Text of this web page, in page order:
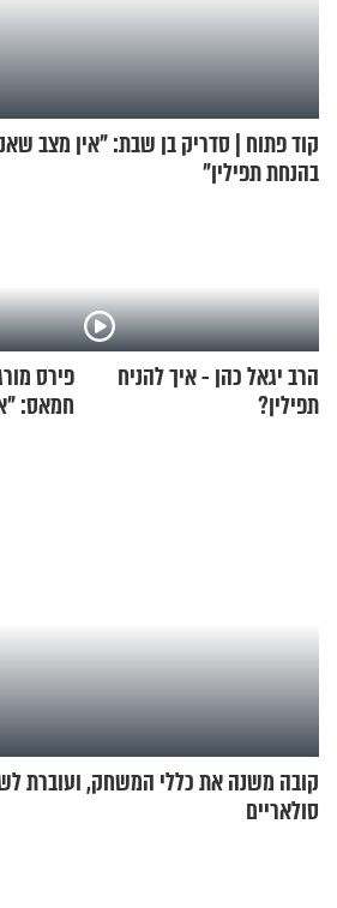
קוד פתוח | סדריק בן שבת: "אין מצב
בהנחת תפילין"
הרב יגאל כהן - איך להניח
תפילין?
פירס
חמאס:
קובה משנה את כללי המשחק, ועוברת
סולאריים